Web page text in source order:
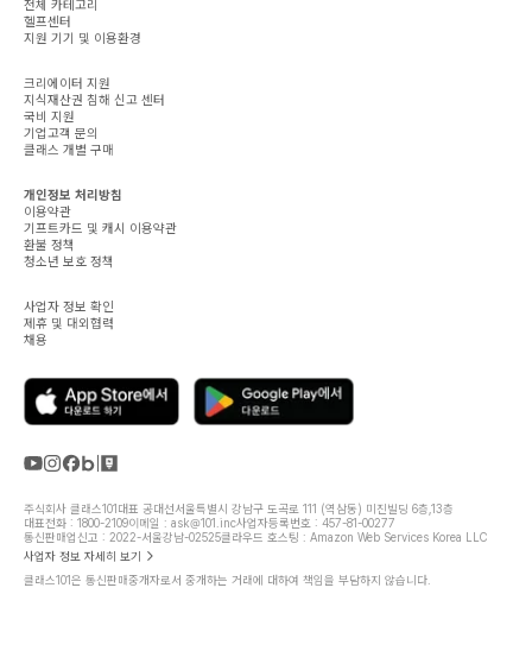
전체 카테고리
헬프센터
지원 기기 및 이용환경
크리에이터 지원
지식재산권 침해 신고 센터
국비 지원
기업고객 문의
클래스 개별 구매
개인정보 처리방침
이용약관
기프트카드 및 캐시 이용약관
환불 정책
청소년 보호 정책
사업자 정보 확인
제휴 및 대외협력
채용
주식회사 클래스101대표 공대선서울특별시 강남구 도곡로 111 (역삼동) 미진빌딩 6층,13층
대표전화 : 1800-2109이메일 : ask@101.inc사업자등록번호 : 457-81-00277
통신판매업신고 : 2022-서울강남-02525클라우드 호스팅 : Amazon Web Services Korea LLC
사업자 정보 자세히 보기
클래스101은 통신판매중개자로서 중개하는 거래에 대하여 책임을 부담하지 않습니다.